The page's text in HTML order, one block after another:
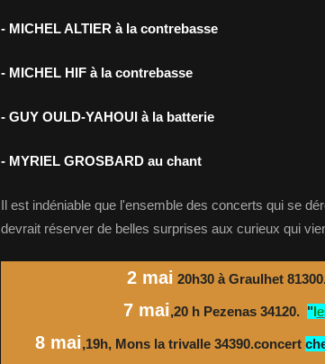
- MICHEL ALTIER à la contrebasse
- MICHEL HIF à la contrebasse
- GUY OULD-YAHOUI à la batterie
- MYRIEL GROSBARD au chant
Il est indéniable que l'ensemble des concerts qui se
devrait réserver de belles surprises aux curieux qui
2 mai 20h30 à Graulhet
7 mai,20 h Pezenas 34120. "l
8 mai,19h, Mons la trivalle 34390.concert